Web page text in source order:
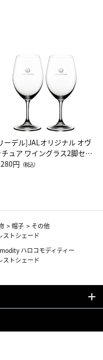
ーデル]JALオリジナル オヴ
チュア ワイングラス2脚セッ
レッドワイン）
円 （税込）
>帽子 > その他
ストシェード
ハロコモディティー
ストシェード